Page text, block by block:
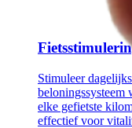
Stimuleer
beloningssysteem
elke gefietste
effectief voor